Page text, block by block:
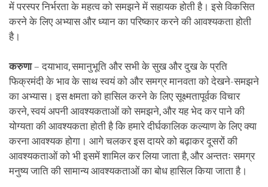
में परस्पर निर्भरता के महत्व को समझने में सहायक होती है। इसे विकसित
करने के लिए अभ्यास और ध्यान का परिष्कार करने की आवश्यकता होती
है।
करुणा– दयाभाव, समानुभूति और सभी के सुख और दुख के प्रति
फिक्रमंदी के भाव के साथ स्वयं को और समग्र मानवता को देखने-समझने
का अभ्यास। इस क्षमता को हासिल करने के लिए सूक्ष्मतापूर्वक विचार
करने, स्वयं अपनी आवश्यकताओं को समझने, और यह भेद कर पाने की
योग्यता की आवश्यकता होती है कि हमारे दीर्घकालिक कल्याण के लिए क्या
करना आवश्यक होगा। आगे चलकर इस दायरे को बढ़ाकर दूसरों की
आवश्यकताओं को भी इसमें शामिल कर लिया जाता है, और अन्ततः समग्र
मनुष्य जाति की सामान्य आवश्यकताओं का बोध हासिल किया जाता है।